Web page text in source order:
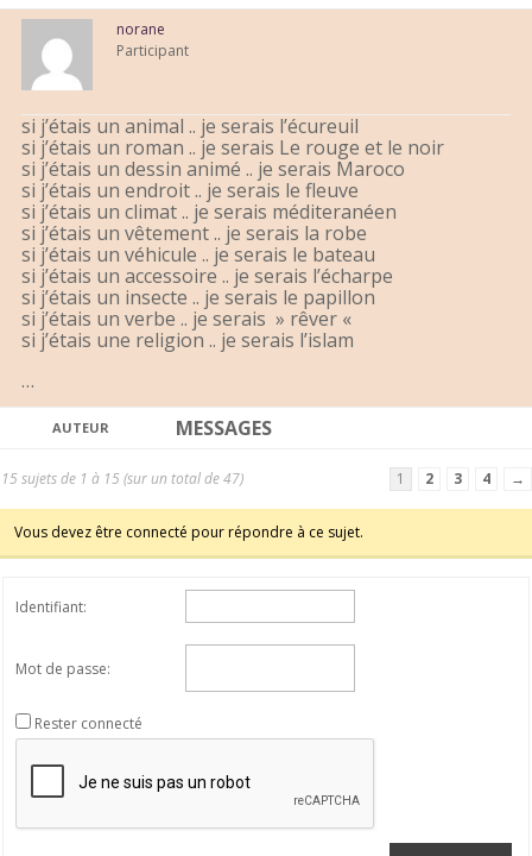
norane
Participant
si j’étais un animal .. je serais l’écureuil
si j’étais un roman .. je serais Le rouge et le noir
si j’étais un dessin animé .. je serais Maroco
si j’étais un endroit .. je serais le fleuve
si j’étais un climat .. je serais méditeranéen
si j’étais un vêtement .. je serais la robe
si j’étais un véhicule .. je serais le bateau
si j’étais un accessoire .. je serais l’écharpe
si j’étais un insecte .. je serais le papillon
si j’étais un verbe .. je serais » rêver «
si j’étais une religion .. je serais l’islam
…
AUTEUR MESSAGES
15 sujets de 1 à 15 (sur un total de 47) 1 2 3 4 →
Vous devez être connecté pour répondre à ce sujet.
Identifiant:
Mot de passe:
Rester connecté